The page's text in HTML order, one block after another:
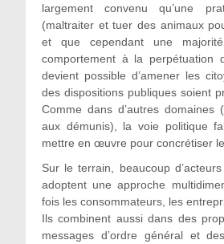
largement convenu qu’une
(maltraiter et tuer des animaux
et que cependant une
comportement à la
devient possible d’amener les
des dispositions publiques soient
Comme dans d’autres domaines
aux démunis), la voie politique
mettre en œuvre pour concrétiser
Sur le terrain, beaucoup
adoptent une approche
fois les consommateurs, les
Ils combinent aussi dans des
messages d’ordre général et